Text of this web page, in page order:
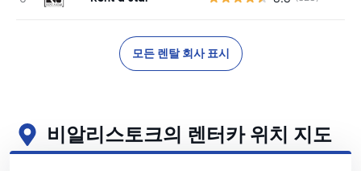
모든 렌탈 회사 표시
비알리스토크의 렌터카 위치 지도
비알리스토크의 주요 렌터카 영업소 보기